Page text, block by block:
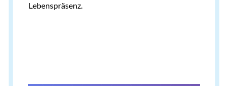
Lebenspräsenz.